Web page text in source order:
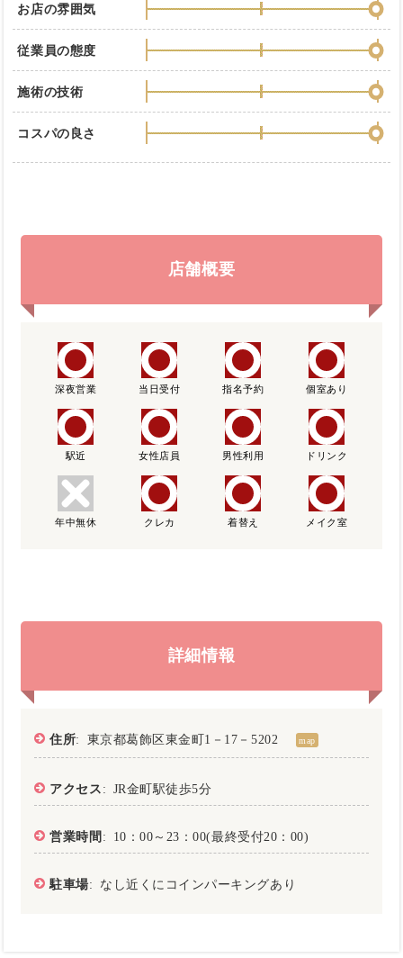
お店の雰囲気
従業員の態度
施術の技術
コスパの良さ
店舗概要
深夜営業 当日受付 指名予約 個室あり
駅近 女性店員 男性利用 ドリンク
年中無休 クレカ 着替え メイク室
詳細情報
住所: 東京都葛飾区東金町1－17－5202 map
アクセス : JR金町駅徒歩5分
営業時間 : 10：00～23：00(最終受付20：00)
駐車場: なし近くにコインパーキングあり